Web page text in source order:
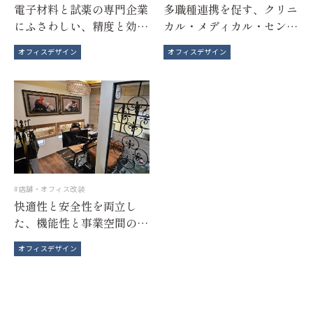
電子材料と試薬の専門企業
にふさわしい、精度と効率
を両立したワークプレイス
設計
オフィスデザイン
多職種連携を促す、クリニ
カル・メディカル・センタ
ーのワークフロー最適化デ
ザイン
オフィスデザイン
店舗・オフィス改装
快適性と安全性を両立し
た、機能性と事業空間のト
ータルリニューアル
オフィスデザイン